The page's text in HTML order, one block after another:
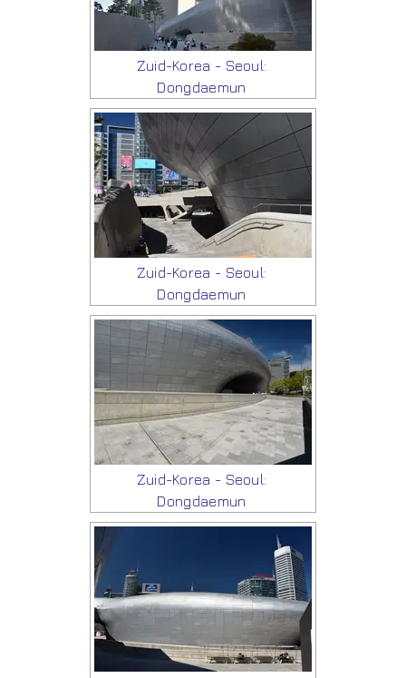
Zuid-Korea - Seoul:
Dongdaemun
Zuid-Korea - Seoul:
Dongdaemun
Zuid-Korea - Seoul:
Dongdaemun